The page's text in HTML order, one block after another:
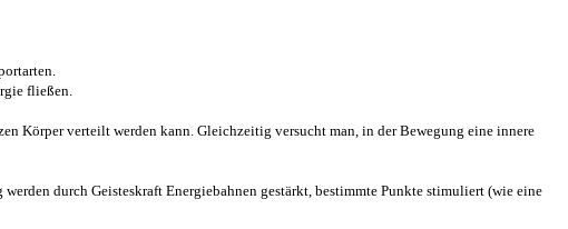
fließen.
Körper verteilt werden kann. Gleichzeitig versucht man, in der Bewegung eine innere
durch Geisteskraft Energiebahnen gestärkt, bestimmte Punkte stimuliert (wie eine